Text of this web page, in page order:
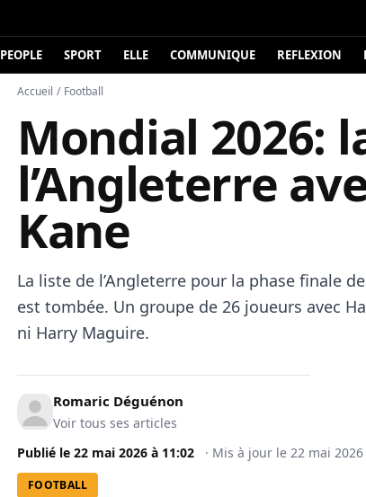
PEOPLE SPORT ELLE COMMUNIQUE REFLEXION
Accueil / Football
Mondial 2026:
l’Angleterre
Kane
La liste de l’Angleterre pour la phase finale
est tombée. Un groupe de 26 joueurs avec
ni Harry Maguire.
Romaric Déguénon
Voir tous ses articles
Publié le 22 mai 2026 à 11:02 · Mis à jour le 22 mai 2026
FOOTBALL